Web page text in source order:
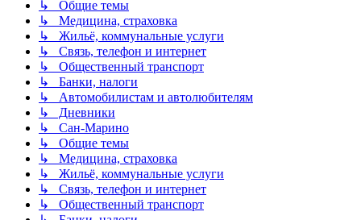
↳ Общие темы
↳ Медицина, страховка
↳ Жильё, коммунальные услуги
↳ Связь, телефон и интернет
↳ Общественный транспорт
↳ Банки, налоги
↳ Автомобилистам и автолюбителям
↳ Дневники
↳ Сан-Марино
↳ Общие темы
↳ Медицина, страховка
↳ Жильё, коммунальные услуги
↳ Связь, телефон и интернет
↳ Общественный транспорт